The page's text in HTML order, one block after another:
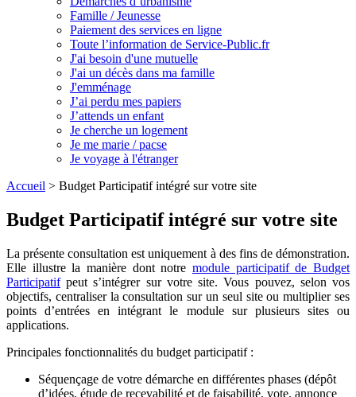
Famille / Jeunesse
Paiement des services en ligne
Toute l’information de Service-Public.fr
J'ai besoin d'une mutuelle
J'ai un décès dans ma famille
J'emménage
J’ai perdu mes papiers
J’attends un enfant
Je cherche un logement
Je me marie / pacse
Je voyage à l'étranger
Accueil > Budget Participatif intégré sur votre site
Budget Participatif intégré sur votre site
La présente consultation est uniquement à des fins de démonstration.
Elle illustre la manière dont notre module participatif de Budget
Participatifpeut s’intégrer sur votre site. Vous pouvez, selon vos
objectifs, centraliser la consultation sur un seul site ou multiplier ses
points d’entrées en intégrant le module sur plusieurs sites ou
applications.
Principales fonctionnalités du budget participatif :
Séquençage de votre démarche en différentes phases (dépôt
d’idées, étude de recevabilité et de faisabilité, vote, annonce